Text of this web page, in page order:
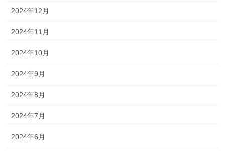
2024年12月
2024年11月
2024年10月
2024年9月
2024年8月
2024年7月
2024年6月